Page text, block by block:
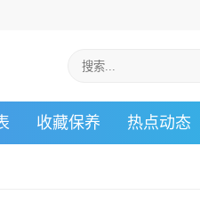
收藏保养 热点动态